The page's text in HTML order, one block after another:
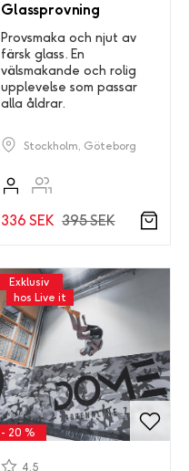
Glassprovning
Provsmaka och njut av
färsk glass. En
välsmakande och rolig
upplevelse som passar
alla åldrar.
Stockholm, Göteborg
336 SEK 395 SEK
- 20 %
Exklusiv
hos Live it
4.5